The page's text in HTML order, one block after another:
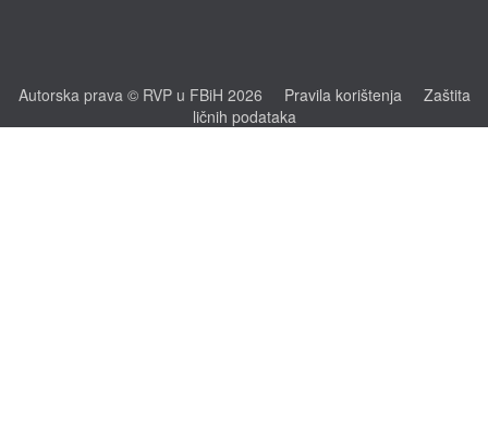
Autorska prava © RVP u FBiH 2026 Pravila korištenja
Zaštita
ličnih podataka